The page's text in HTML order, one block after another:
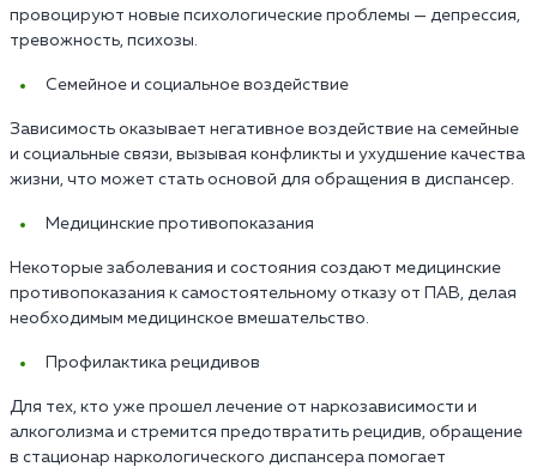
провоцируют новые психологические проблемы — депрессия,
тревожность, психозы.
Семейное и социальное воздействие
Зависимость оказывает негативное воздействие на семейные
и социальные связи, вызывая конфликты и ухудшение качества
жизни, что может стать основой для обращения в диспансер.
Медицинские противопоказания
Некоторые заболевания и состояния создают медицинские
противопоказания к самостоятельному отказу от ПАВ, делая
необходимым медицинское вмешательство.
Профилактика рецидивов
Для тех, кто уже прошел лечение от наркозависимости и
алкоголизма и стремится предотвратить рецидив, обращение
в стационар наркологического диспансера помогает